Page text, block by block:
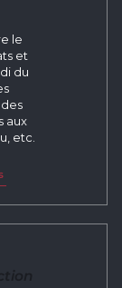
le
et
du
aux
etc.